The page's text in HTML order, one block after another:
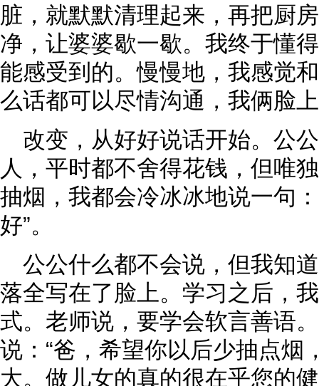
脏，就默默清理起来，再把厨
净，让婆婆歇一歇。我终于懂
能感受到的。慢慢地，我感觉
么话都可以尽情沟通，我俩脸
改变，从好好说话开始。公
人，平时都不舍得花钱，但唯
抽烟，我都会冷冰冰地说一句
好”。
公公什么都不会说，但我知
落全写在了脸上。学习之后，
式。老师说，要学会软言善语
说：“爸，希望你以后少抽点烟
大。做儿女的真的很在乎您的